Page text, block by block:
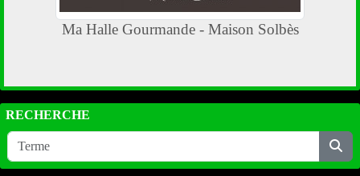
Ma Halle Gourmande - Maison Solbès
RECHERCHE